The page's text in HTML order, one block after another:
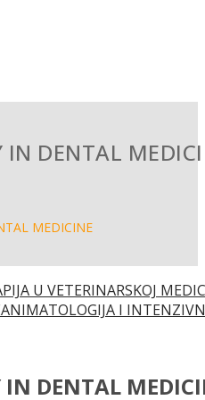
IN DENTAL
MEDICINE
U VETERINARSKOJ
I
IN DENTAL